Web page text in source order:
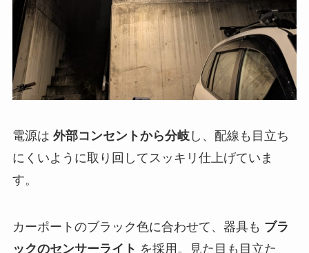
電源は 外部コンセントから分岐し、配線も目立ち
にくいように取り回してスッキリ仕上げていま
す。
カーポートのブラック色に合わせて、器具も ブラ
ックのセンサーライト を採用。見た目も目立た